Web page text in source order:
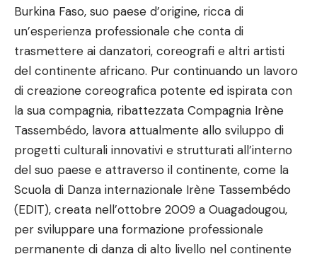
Burkina Faso, suo paese d’origine, ricca di
un’esperienza professionale che conta di
trasmettere ai danzatori, coreografi e altri artisti
del continente africano. Pur continuando un lavoro
di creazione coreografica potente ed ispirata con
la sua compagnia, ribattezzata Compagnia Irène
Tassembédo, lavora attualmente allo sviluppo di
progetti culturali innovativi e strutturati all’interno
del suo paese e attraverso il continente, come la
Scuola di Danza internazionale Irène Tassembédo
(EDIT), creata nell’ottobre 2009 a Ouagadougou,
per sviluppare una formazione professionale
permanente di danza di alto livello nel continente